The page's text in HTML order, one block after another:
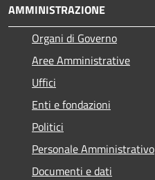
AMMINISTRAZIONE
Organi di Governo
Aree Amministrative
Uffici
Enti e fondazioni
Politici
Personale Amministrativo
Documenti e dati